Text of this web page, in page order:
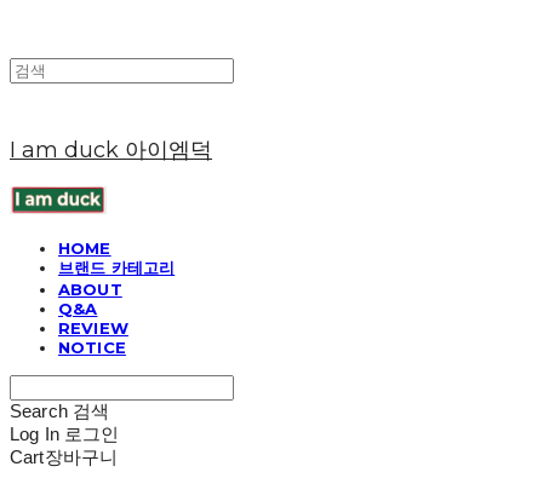
I am duck 아이엠덕
HOME
브랜드 카테고리
ABOUT
Q&A
REVIEW
NOTICE
Search 검색
Log In 로그인
Cart장바구니